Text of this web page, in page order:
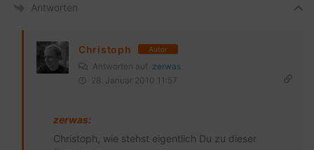
Antworten
Christoph Autor
Antworten auf zerwas
28. Januar 2010 11:57
zerwas:
Christoph, wie stehst eigentlich Du zu dieser